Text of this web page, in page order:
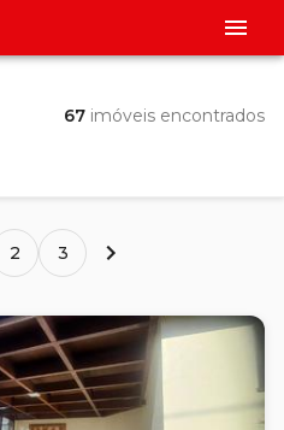
67 imóveis encontrados
2 3